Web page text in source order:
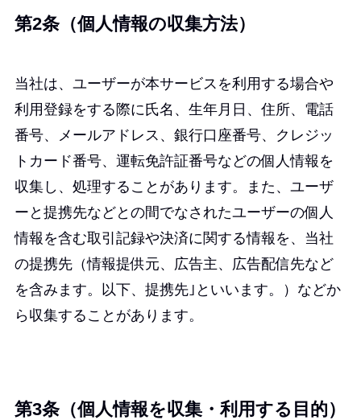
第2条（個人情報の収集方法）
当社は、ユーザーが本サービスを利用する場合や
利用登録をする際に氏名、生年月日、住所、電話
番号、メールアドレス、銀行口座番号、クレジッ
トカード番号、運転免許証番号などの個人情報を
収集し、処理することがあります。また、ユーザ
ーと提携先などとの間でなされたユーザーの個人
情報を含む取引記録や決済に関する情報を、当社
の提携先（情報提供元、広告主、広告配信先など
を含みます。以下、提携先｣といいます。）などか
ら収集することがあります。
第3条（個人情報を収集・利用する目的）